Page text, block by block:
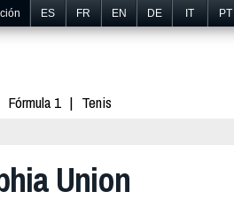
ES FR EN DE IT PT
Fórmula 1
Tenis
Union